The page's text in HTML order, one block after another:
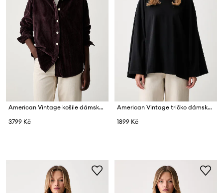
American Vintage košile dámská bavlněná
3799 Kč
American Vintage tričko dámské bavlněné
1899 Kč